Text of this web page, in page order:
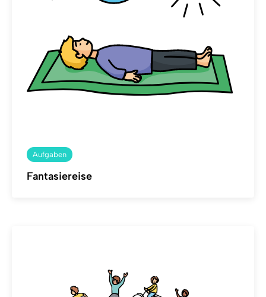
Aufgaben
Fantasiereise